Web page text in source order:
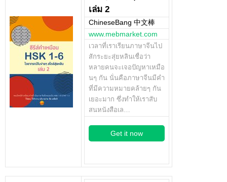
เล่ม 2
ChineseBang 中文棒
www.mebmarket.com
เวลาที่เราเรียนภาษาจีนไป
สักระยะสุ่ยหลินเชื่อว่า
หลายคนจะเจอปัญหาเหมือ
นๆ กัน นั่นคือภาษาจีนมีคำ
ที่มีความหมายคล้ายๆ กัน
เยอะมาก ซึ่งทำให้เราสับ
สนหนังสือเล…
Get it now